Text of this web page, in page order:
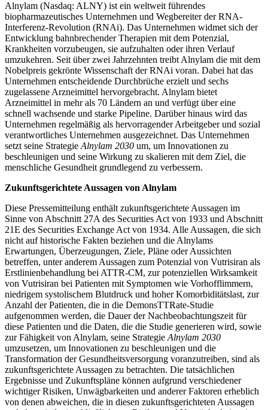
Alnylam (Nasdaq: ALNY) ist ein weltweit führendes
biopharmazeutisches Unternehmen und Wegbereiter der RNA-
Interferenz-Revolution (RNAi). Das Unternehmen widmet sich der
Entwicklung bahnbrechender Therapien mit dem Potenzial,
Krankheiten vorzubeugen, sie aufzuhalten oder ihren Verlauf
umzukehren. Seit über zwei Jahrzehnten treibt Alnylam die mit dem
Nobelpreis gekrönte Wissenschaft der RNAi voran. Dabei hat das
Unternehmen entscheidende Durchbrüche erzielt und sechs
zugelassene Arzneimittel hervorgebracht. Alnylam bietet
Arzneimittel in mehr als 70 Ländern an und verfügt über eine
schnell wachsende und starke Pipeline. Darüber hinaus wird das
Unternehmen regelmäßig als hervorragender Arbeitgeber und sozial
verantwortliches Unternehmen ausgezeichnet. Das Unternehmen
setzt seine Strategie Alnylam 2030 um, um Innovationen zu
beschleunigen und seine Wirkung zu skalieren mit dem Ziel, die
menschliche Gesundheit grundlegend zu verbessern.
Zukunftsgerichtete Aussagen von Alnylam
Diese Pressemitteilung enthält zukunftsgerichtete Aussagen im
Sinne von Abschnitt 27A des Securities Act von 1933 und Abschnitt
21E des Securities Exchange Act von 1934. Alle Aussagen, die sich
nicht auf historische Fakten beziehen und die Alnylams
Erwartungen, Überzeugungen, Ziele, Pläne oder Aussichten
betreffen, unter anderem Aussagen zum Potenzial von Vutrisiran als
Erstlinienbehandlung bei ATTR-CM, zur potenziellen Wirksamkeit
von Vutrisiran bei Patienten mit Symptomen wie Vorhofflimmern,
niedrigem systolischem Blutdruck und hoher Komorbiditätslast, zur
Anzahl der Patienten, die in die DemonsTTRate-Studie
aufgenommen werden, die Dauer der Nachbeobachtungszeit für
diese Patienten und die Daten, die die Studie generieren wird, sowie
zur Fähigkeit von Alnylam, seine Strategie Alnylam 2030
umzusetzen, um Innovationen zu beschleunigen und die
Transformation der Gesundheitsversorgung voranzutreiben, sind als
zukunftsgerichtete Aussagen zu betrachten. Die tatsächlichen
Ergebnisse und Zukunftspläne können aufgrund verschiedener
wichtiger Risiken, Unwägbarkeiten und anderer Faktoren erheblich
von denen abweichen, die in diesen zukunftsgerichteten Aussagen